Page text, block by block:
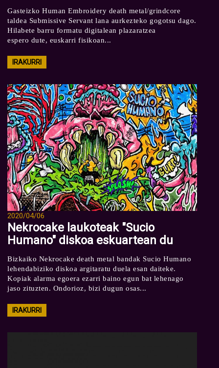
Gasteizko Human Embroidery death metal/grindcore
taldea Submissive Servant lana aurkezteko gogotsu dago.
Hilabete barru formatu digitalean plazaratzea
espero dute, euskarri fisikoan...
IRAKURRI
2020/04/06
Nekrocake laukoteak "Sucio
Humano" diskoa eskuartean du
Bizkaiko Nekrocake death metal bandak Sucio Humano
lehendabiziko diskoa argitaratu duela esan daiteke.
Kopiak alarma egoera ezarri baino egun bat lehenago
jaso zituzten. Ondorioz, bizi dugun osas...
IRAKURRI